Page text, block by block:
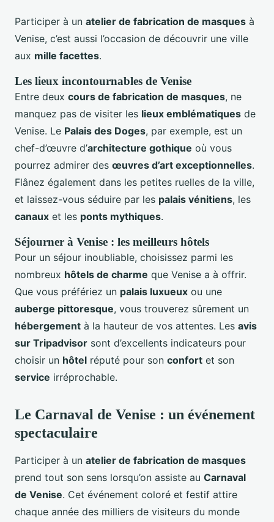
Participer à un atelier de fabrication de masques à
Venise, c’est aussi l’occasion de découvrir une ville
aux mille facettes.
Les lieux incontournables de Venise
Entre deux cours de fabrication de masques, ne
manquez pas de visiter les lieux emblématiques de
Venise. Le Palais des Doges, par exemple, est un
chef-d’œuvre d’architecture gothique où vous
pourrez admirer des œuvres d’art exceptionnelles.
Flânez également dans les petites ruelles de la ville,
et laissez-vous séduire par les palais vénitiens, les
canaux et les ponts mythiques.
Séjourner à Venise : les meilleurs hôtels
Pour un séjour inoubliable, choisissez parmi les
nombreux hôtels de charme que Venise a à offrir.
Que vous préfériez un palais luxueux ou une
auberge pittoresque, vous trouverez sûrement un
hébergement à la hauteur de vos attentes. Les avis
sur Tripadvisor sont d’excellents indicateurs pour
choisir un hôtel réputé pour son confort et son
service irréprochable.
Le Carnaval de Venise : un événement
spectaculaire
Participer à un atelier de fabrication de masques
prend tout son sens lorsqu’on assiste au Carnaval
de Venise. Cet événement coloré et festif attire
chaque année des milliers de visiteurs du monde